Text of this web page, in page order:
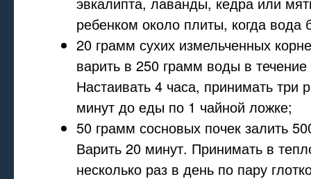
ребенком около плиты, когда вода
20 грамм сухих измельченных
варить в 250 грамм воды в
Настаивать 4 часа, принимать три
минут до еды по 1 чайной ложке;
50 грамм сосновых почек залить
Варить 20 минут. Принимать в
несколько раз в день по пару